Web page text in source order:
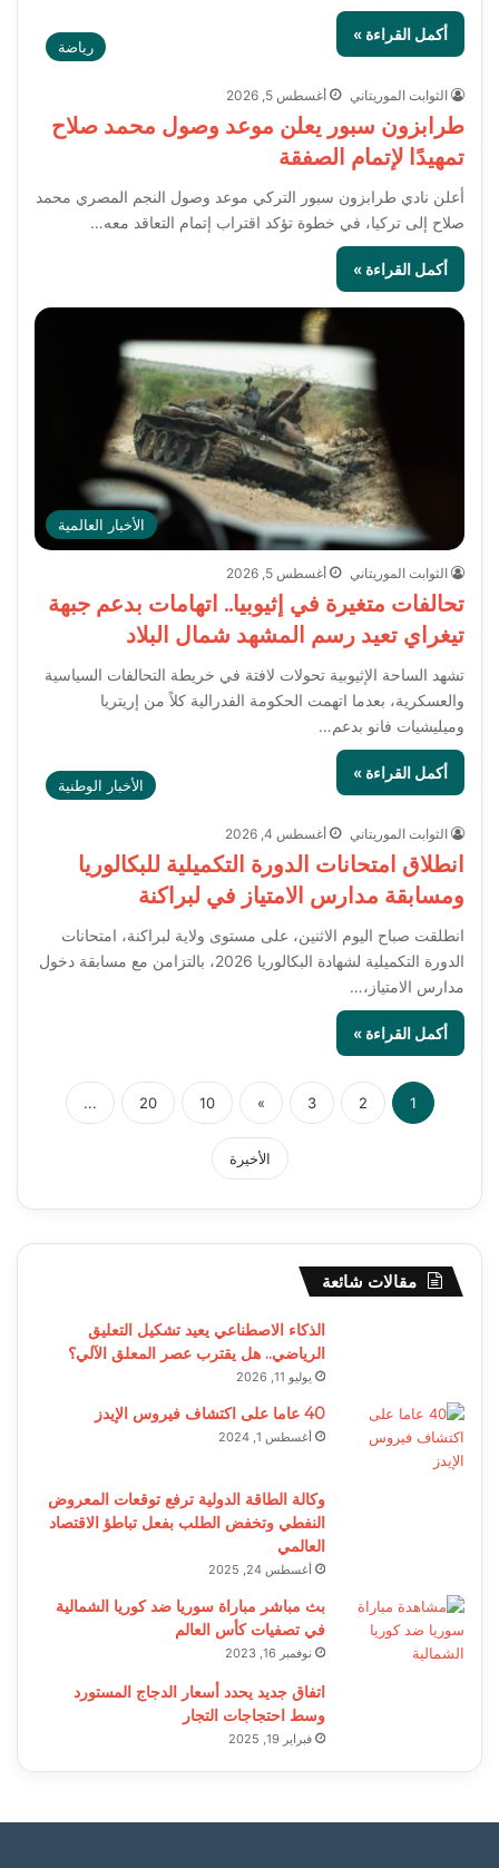
أكمل القراءة »
رياضة
الثوابت الموريتاني أغسطس 5, 2026
طرابزون سبور يعلن موعد وصول محمد صلاح
تمهيدًا لإتمام الصفقة
أعلن نادي طرابزون سبور التركي موعد وصول النجم المصري محمد
صلاح إلى تركيا، في خطوة تؤكد اقتراب إتمام التعاقد معه…
أكمل القراءة »
الأخبار العالمية
الثوابت الموريتاني أغسطس 5, 2026
تحالفات متغيرة في إثيوبيا.. اتهامات بدعم جبهة
تيغراي تعيد رسم المشهد شمال البلاد
تشهد الساحة الإثيوبية تحولات لافتة في خريطة التحالفات السياسية
والعسكرية، بعدما اتهمت الحكومة الفدرالية كلاً من إريتريا
وميليشيات فانو بدعم…
أكمل القراءة »
الأخبار الوطنية
الثوابت الموريتاني أغسطس 4, 2026
انطلاق امتحانات الدورة التكميلية للبكالوريا
ومسابقة مدارس الامتياز في لبراكنة
انطلقت صباح اليوم الاثنين، على مستوى ولاية لبراكنة، امتحانات
الدورة التكميلية لشهادة البكالوريا 2026، بالتزامن مع مسابقة دخول
مدارس الامتياز،…
أكمل القراءة »
1
2
3
»
10
20
...
الأخيرة
مقالات شائعة
الذكاء الاصطناعي يعيد تشكيل التعليق
الرياضي.. هل يقترب عصر المعلق الآلي؟
يوليو 11, 2026
40 عاما على اكتشاف فيروس الإيدز
أغسطس 1, 2024
وكالة الطاقة الدولية ترفع توقعات المعروض
النفطي وتخفض الطلب بفعل تباطؤ الاقتصاد
العالمي
أغسطس 24, 2025
بث مباشر مباراة سوريا ضد كوريا الشمالية
في تصفيات كأس العالم
نوفمبر 16, 2023
اتفاق جديد يحدد أسعار الدجاج المستورد
وسط احتجاجات التجار
فبراير 19, 2025